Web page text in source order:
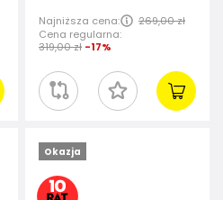
Najniższa cena:
269,00 zł
Cena regularna:
319,00 zł -17%
Okazja